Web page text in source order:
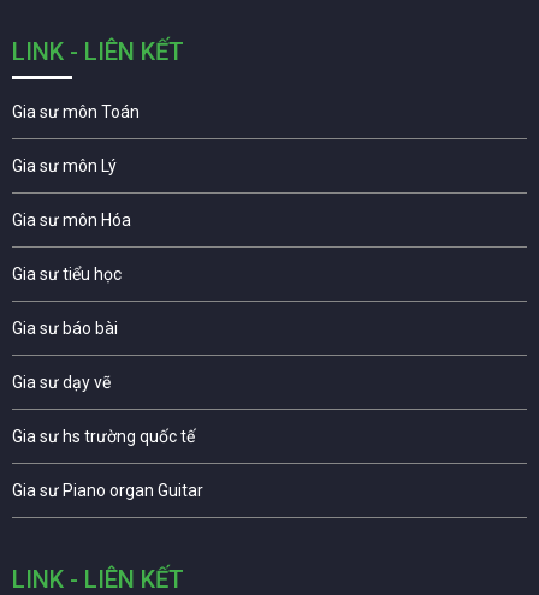
LINK - LIÊN KẾT
Gia sư môn Toán
Gia sư môn Lý
Gia sư môn Hóa
Gia sư tiểu học
Gia sư báo bài
Gia sư dạy vẽ
Gia sư hs trường quốc tế
Gia sư Piano organ Guitar
LINK - LIÊN KẾT